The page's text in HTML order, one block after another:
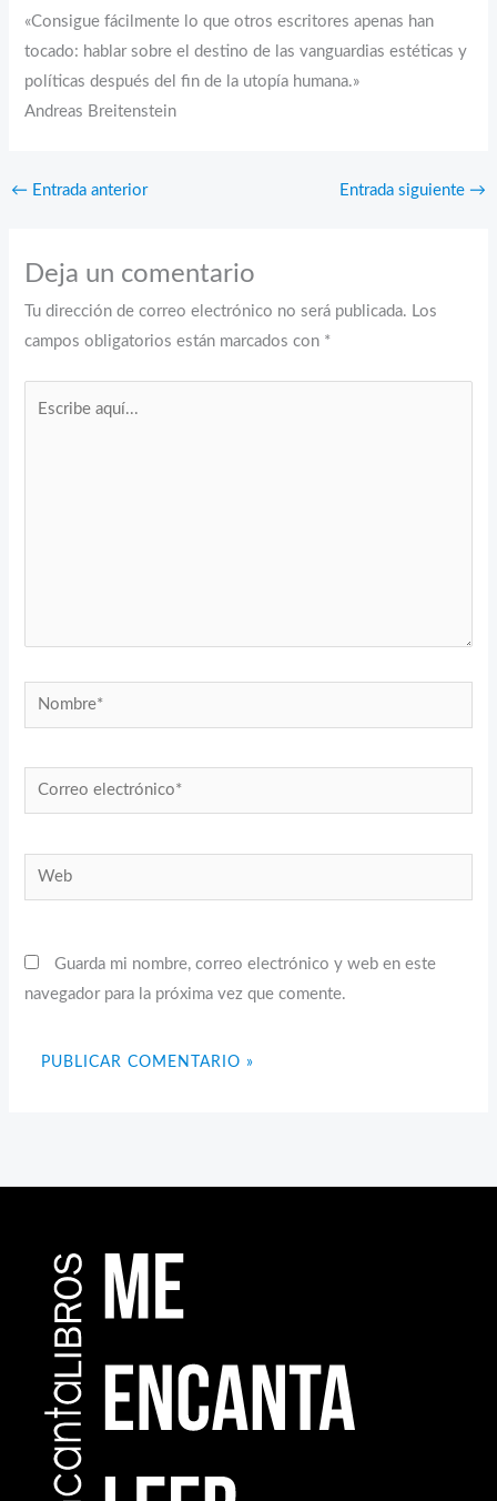
«Consigue fácilmente lo que otros escritores apenas han
tocado: hablar sobre el destino de las vanguardias estéticas y
políticas después del fin de la utopía humana.»
Andreas Breitenstein
← Entrada anterior Entrada siguiente →
Deja un comentario
Tu dirección de correo electrónico no será publicada. Los
campos obligatorios están marcados con *
Nombre*
Correo
electrónico*
Web
Guarda mi nombre, correo electrónico y web en este
navegador para la próxima vez que comente.